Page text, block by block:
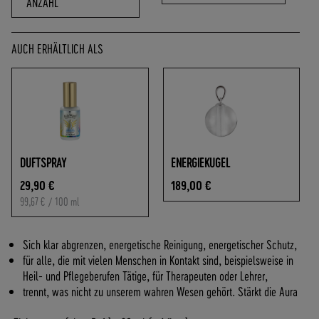
F
R
E
I
E
N
E
AUCH ERHÄLTLICH ALS
DUFTSPRAY
29,90 €
99,67 € / 100 ml
ENERGIEKUGEL
189,00 €
Sich klar abgrenzen, energetische Reinigung, energetischer Schutz,
für alle, die mit vielen Menschen in Kontakt sind, beispielsweise in
Heil- und Pflegeberufen Tätige, für Therapeuten oder Lehrer,
trennt, was nicht zu unserem wahren Wesen gehört. Stärkt die Aura